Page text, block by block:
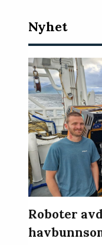
Nyeste
artikler
Nyhet
Roboter